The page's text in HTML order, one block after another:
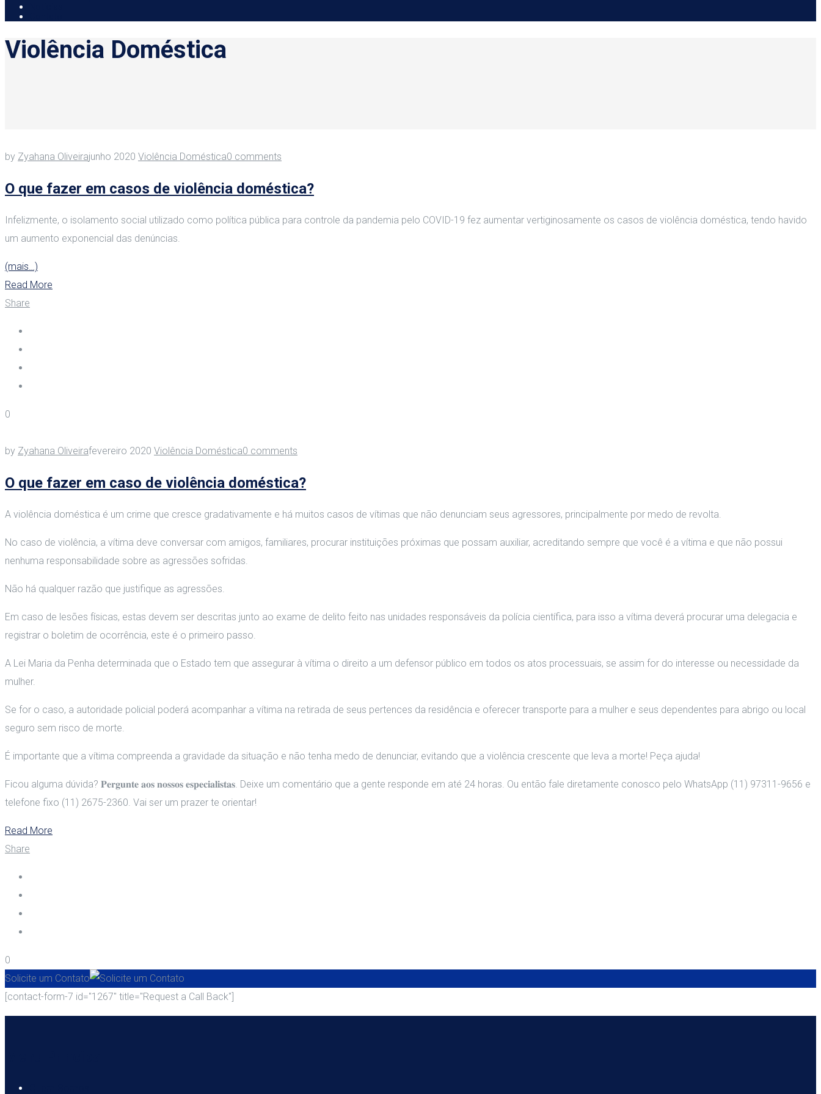
Violência Doméstica
by Zyahana Oliveirajunho 2020 Violência Doméstica0 comments
O que fazer em casos de violência doméstica?
Infelizmente, o isolamento social utilizado como política pública para controle da pandemia pelo COVID-19 fez aumentar vertiginosamente os casos de violência doméstica, tendo havido
um aumento exponencial das denúncias.
(mais…)
Read More
Share
0
by Zyahana Oliveirafevereiro 2020 Violência Doméstica0 comments
O que fazer em caso de violência doméstica?
A violência doméstica é um crime que cresce gradativamente e há muitos casos de vítimas que não denunciam seus agressores, principalmente por medo de revolta.
No caso de violência, a vítima deve conversar com amigos, familiares, procurar instituições próximas que possam auxiliar, acreditando sempre que você é a vítima e que não possui
nenhuma responsabilidade sobre as agressões sofridas.
Não há qualquer razão que justifique as agressões.
Em caso de lesões físicas, estas devem ser descritas junto ao exame de delito feito nas unidades responsáveis da polícia científica, para isso a vítima deverá procurar uma delegacia e
registrar o boletim de ocorrência, este é o primeiro passo.
A Lei Maria da Penha determinada que o Estado tem que assegurar à vítima o direito a um defensor público em todos os atos processuais, se assim for do interesse ou necessidade da
mulher.
Se for o caso, a autoridade policial poderá acompanhar a vítima na retirada de seus pertences da residência e oferecer transporte para a mulher e seus dependentes para abrigo ou local
seguro sem risco de morte.
É importante que a vítima compreenda a gravidade da situação e não tenha medo de denunciar, evitando que a violência crescente que leva a morte! Peça ajuda!
Ficou alguma dúvida? 𝐏𝐞𝐫𝐠𝐮𝐧𝐭𝐞 𝐚𝐨𝐬 𝐧𝐨𝐬𝐬𝐨𝐬 𝐞𝐬𝐩𝐞𝐜𝐢𝐚𝐥𝐢𝐬𝐭𝐚𝐬. Deixe um comentário que a gente responde em até 24 horas. Ou então fale diretamente conosco pelo WhatsApp (11) 97311-9656 e
telefone fixo (11) 2675-2360. Vai ser um prazer te orientar!
Read More
Share
0
Solicite um Contato
[contact-form-7 id="1267" title="Request a Call Back"]